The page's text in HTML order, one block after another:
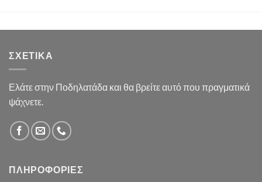
ΣΧΕΤΙΚΆ
Ελάτε στην Ποδηλατάδα και θα βρείτε αυτό που πραγματικά
ψάχνετε.
ΠΛΗΡΟΦΟΡΊΕΣ